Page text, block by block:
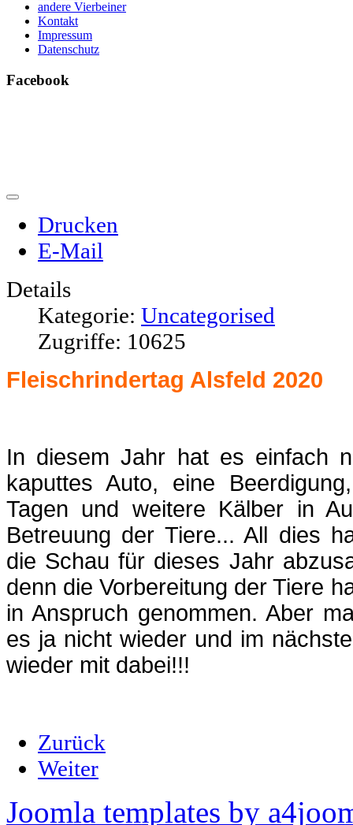
andere Vierbeiner
Kontakt
Impressum
Datenschutz
Facebook
Drucken
E-Mail
Details
Kategorie: Uncategorised
Zugriffe: 10625
Fleischrindertag Alsfeld 2020
In diesem Jahr hat es einfach
kaputtes Auto, eine
Tagen und weitere Kälber in
Betreuung der Tiere... All dies
die Schau für dieses Jahr
denn die Vorbereitung der Tiere
in Anspruch genommen. Aber
es ja nicht wieder und im
wieder mit dabei!!!
Zurück
Weiter
Joomla templates by